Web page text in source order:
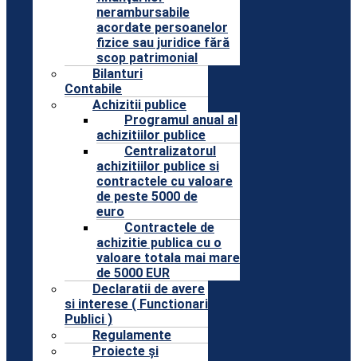
nerambursabile
acordate persoanelor
fizice sau juridice fără
scop patrimonial
Bilanturi
Contabile
Achizitii publice
Programul anual al
achizitiilor publice
Centralizatorul
achizitiilor publice si
contractele cu valoare
de peste 5000 de
euro
Contractele de
achizitie publica cu o
valoare totala mai mare
de 5000 EUR
Declaratii de avere
si interese ( Functionari
Publici )
Regulamente
Proiecte și